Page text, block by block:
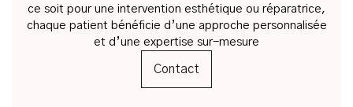
ce soit pour une intervention esthétique ou réparatrice,
chaque patient bénéficie d’une approche personnalisée
et d’une expertise sur-mesure
Contact